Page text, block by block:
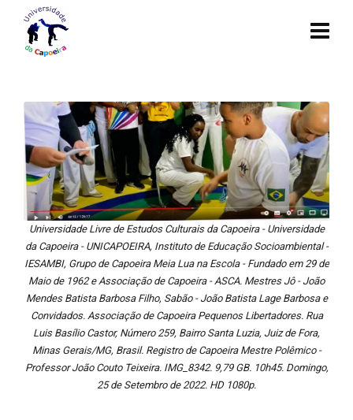
Universidade Livre de Estudos Culturais da Capoeira - Universidade
da Capoeira - UNICAPOEIRA, Instituto de Educação Socioambiental -
IESAMBI, Grupo de Capoeira Meia Lua na Escola - Fundado em 29 de
Maio de 1962 e Associação de Capoeira - ASCA. Mestres Jô - João
Mendes Batista Barbosa Filho, Sabão - João Batista Lage Barbosa e
Convidados. Associação de Capoeira Pequenos Libertadores. Rua
Luis Basílio Castor, Número 259, Bairro Santa Luzia, Juiz de Fora,
Minas Gerais/MG, Brasil. Registro de Capoeira Mestre Polêmico -
Professor João Couto Teixeira. IMG_8342. 9,79 GB. 10h45. Domingo,
25 de Setembro de 2022. HD 1080p.